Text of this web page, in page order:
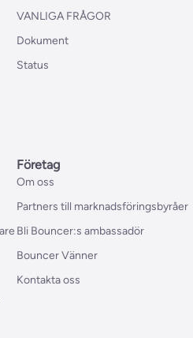
VANLIGA FRÅGOR
Dokument
Status
Företag
Om oss
Partners till marknadsföringsbyråer
Bli Bouncer:s ambassadör
Bouncer Vänner
Kontakta oss